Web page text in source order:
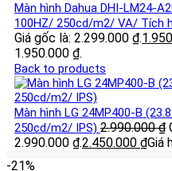
Màn hình Dahua DHI-LM24-
100HZ/ 250cd/m2/ VA/ Tích
Giá gốc là: 2.299.000 ₫.
1.950.000 ₫.
Back to products
Màn hình LG 24MP400-B
250cd/m2/ IPS) 2.990.000₫
2.990.000 ₫.2.450.000 ₫Giá
-21%